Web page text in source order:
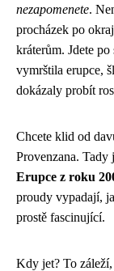
nezapomenete.
procházek po
kráterům. Jdete
vymrštila erupce,
dokázaly probít
Chcete klid od
Provenzana. Tady
Erupce z roku
proudy vypadají,
prostě fascinující.
Kdy jet? To